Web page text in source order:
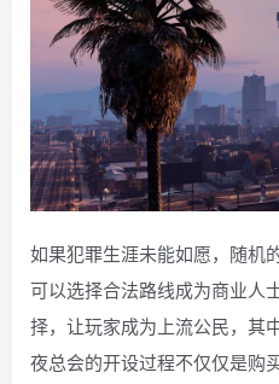
如果犯罪生涯未能如愿，随机
可以选择合法路线成为商业人
择，让玩家成为上流公民，其
夜总会的开设过程不仅仅是购